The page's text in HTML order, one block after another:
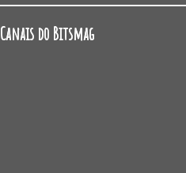
Canais do Bitsmag